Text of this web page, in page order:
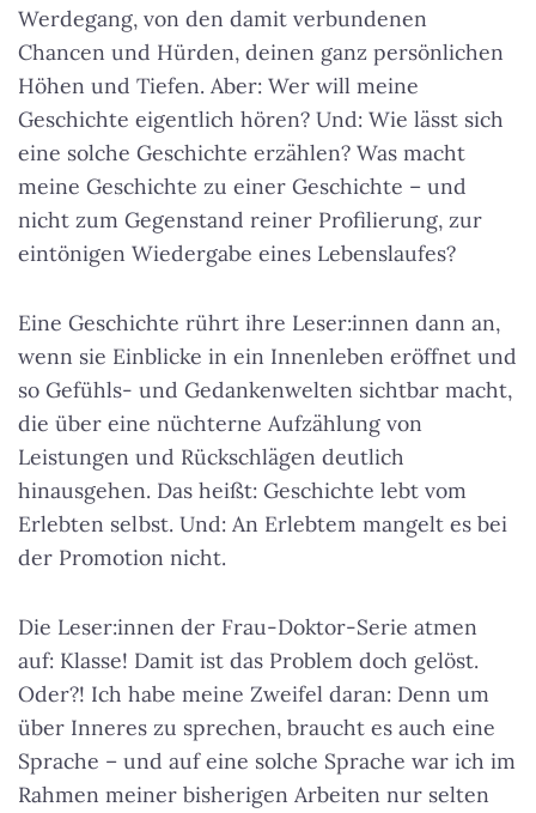
Werdegang, von den damit verbundenen
Chancen und Hürden, deinen ganz persönlichen
Höhen und Tiefen. Aber: Wer will meine
Geschichte eigentlich hören? Und: Wie lässt sich
eine solche Geschichte erzählen? Was macht
meine Geschichte zu einer Geschichte – und
nicht zum Gegenstand reiner Profilierung, zur
eintönigen Wiedergabe eines Lebenslaufes?
Eine Geschichte rührt ihre Leser:innen dann an,
wenn sie Einblicke in ein Innenleben eröffnet und
so Gefühls- und Gedankenwelten sichtbar macht,
die über eine nüchterne Aufzählung von
Leistungen und Rückschlägen deutlich
hinausgehen. Das heißt: Geschichte lebt vom
Erlebten selbst. Und: An Erlebtem mangelt es bei
der Promotion nicht.
Die Leser:innen der Frau-Doktor-Serie atmen
auf: Klasse! Damit ist das Problem doch gelöst.
Oder?! Ich habe meine Zweifel daran: Denn um
über Inneres zu sprechen, braucht es auch eine
Sprache – und auf eine solche Sprache war ich im
Rahmen meiner bisherigen Arbeiten nur selten